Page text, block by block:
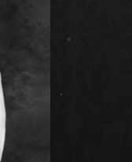
Scale จาก